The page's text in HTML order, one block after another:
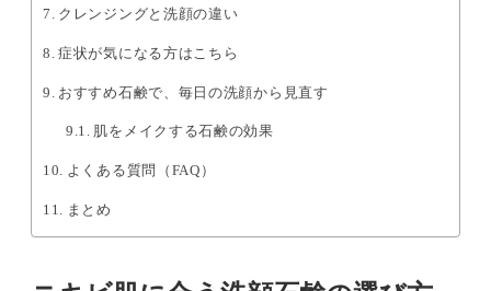
クレンジングと洗顔の違い
症状が気になる方はこちら
おすすめ石鹸で、毎日の洗顔から見直す
肌をメイクする石鹸の効果
よくある質問（FAQ）
まとめ